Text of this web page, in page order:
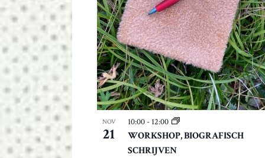
l
t
e
r
d
e
r
e
s
NOV
21
WORKSHOP, BIOGRAFISCH
SCHRIJVEN
10:00 - 12:00